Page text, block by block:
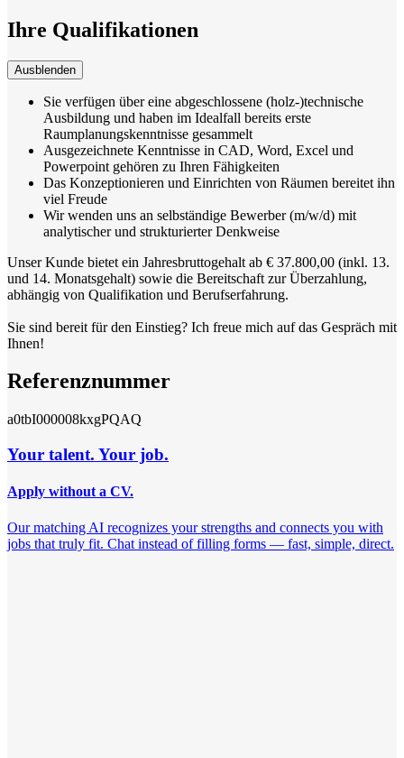
Ihre Qualifikationen
Ausblenden
Sie verfügen über eine abgeschlossene (holz-)technische
Ausbildung und haben im Idealfall bereits erste
Raumplanungskenntnisse gesammelt
Ausgezeichnete Kenntnisse in CAD, Word, Excel und
Powerpoint gehören zu Ihren Fähigkeiten
Das Konzeptionieren und Einrichten von Räumen bereitet ihn
viel Freude
Wir wenden uns an selbständige Bewerber (m/w/d) mit
analytischer und strukturierter Denkweise
Unser Kunde bietet ein Jahresbruttogehalt ab € 37.800,00 (inkl. 13.
und 14. Monatsgehalt) sowie die Bereitschaft zur Überzahlung,
abhängig von Qualifikation und Berufserfahrung.
Sie sind bereit für den Einstieg? Ich freue mich auf das Gespräch mit
Ihnen!
Referenznummer
a0tbI000008kxgPQAQ
Your talent. Your job.
Apply without a CV.
Our matching AI recognizes your strengths and connects you with
jobs that truly fit. Chat instead of filling forms — fast, simple, direct.